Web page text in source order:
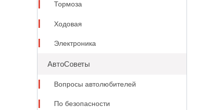
Тормоза
Ходовая
Электроника
АвтоСоветы
Вопросы автолюбителей
По безопасности